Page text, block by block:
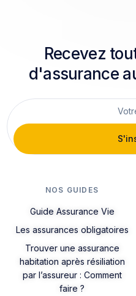
Recevez
d'assurance
NOS GUIDES
Guide Assurance Vie
Les assurances obligatoires
Trouver une assurance
habitation après résiliation
par l’assureur : Comment
faire ?